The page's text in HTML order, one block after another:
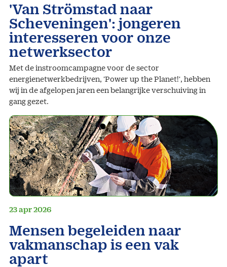
'Van Strömstad naar
Scheveningen': jongeren
interesseren voor onze
netwerksector
Met de instroomcampagne voor de sector
energienetwerkbedrijven, 'Power up the Planet!', hebben
wij in de afgelopen jaren een belangrijke verschuiving in
gang gezet.
23 apr 2026
Mensen begeleiden naar
vakmanschap is een vak
apart